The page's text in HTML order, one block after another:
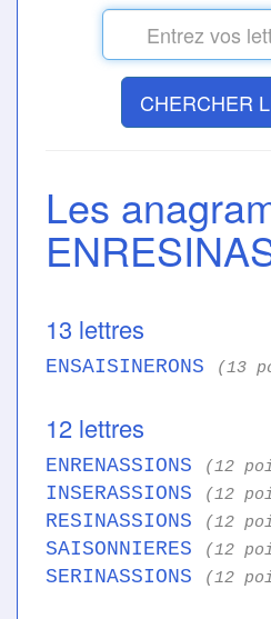
CHERCHER
Les
13 lettres
ENSAISINERONS (13
12 lettres
ENRENASSIONS (12
INSERASSIONS (12
RESINASSIONS (12
SAISONNIERES (12
SERINASSIONS (12